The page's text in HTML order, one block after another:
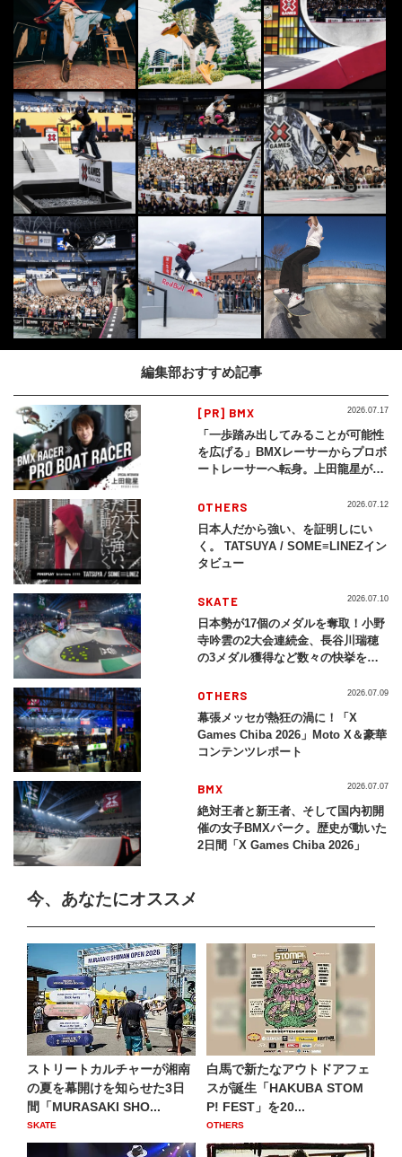
編集部おすすめ記事
[PR] BMX
「一歩踏み出してみることが可能性
を広げる」BMXレーサーからプロボ
ートレーサーへ転身。上田龍星が体
2026.07.17
OTHERS
日本人だから強い、を証明しにい
く。 TATSUYA / SOME≡LINEZイン
タビュー
2026.07.12
SKATE
日本勢が17個のメダルを奪取！小野
寺吟雲の2大会連続金、長谷川瑞穂
の3メダル獲得など数々の快挙をプ
2026」
2026.07.10
OTHERS
幕張メッセが熱狂の渦に！「X
Games Chiba 2026」Moto X＆豪華
コンテンツレポート
2026.07.09
BMX
絶対王者と新王者、そして国内初開
催の女子BMXパーク。歴史が動いた
2日間「X Games Chiba 2026」
2026.07.07
今、あなたにオススメ
ストリートカルチャーが湘南
の夏を幕開けを知らせた3日
間「MURASAKI SHO...
SKATE
白馬で新たなアウトドアフェ
スが誕生「HAKUBA STOM
P! FEST」を20...
OTHERS